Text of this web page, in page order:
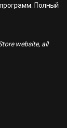
Полный
website, all